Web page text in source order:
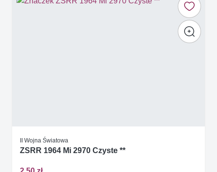
II Wojna Światowa
ZSRR 1964 Mi 2970 Czyste **